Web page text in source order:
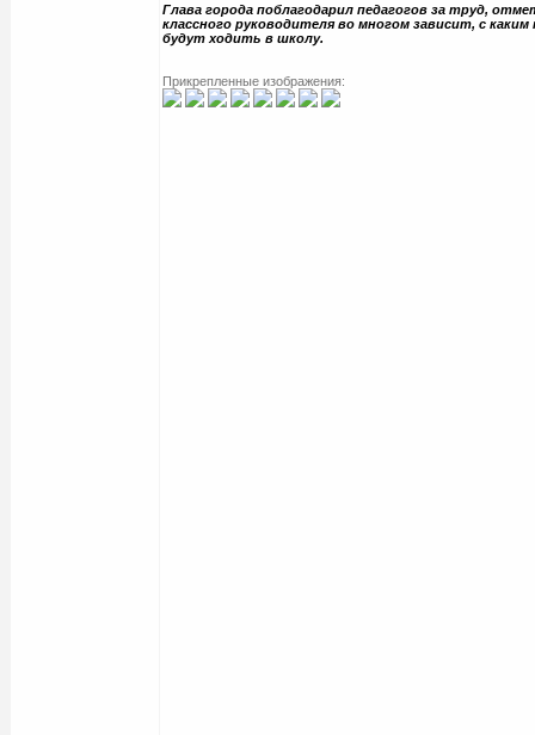
Глава города поблагодарил педагогов за труд,
классного руководителя во многом зависит, с
будут ходить в школу.
Прикрепленные изображения: